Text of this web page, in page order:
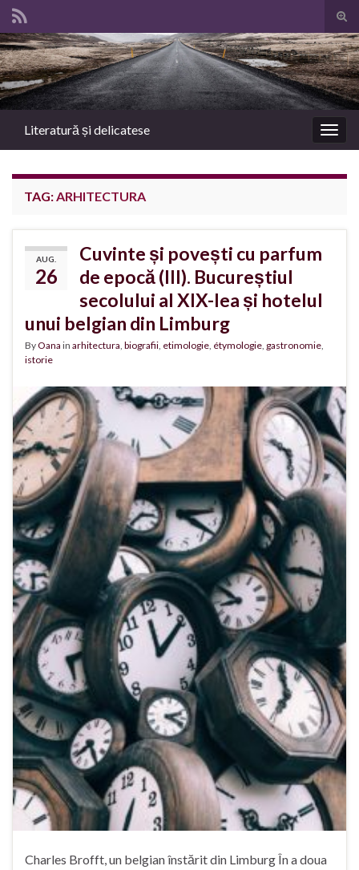
Search for:
Literatură și delicatese
TAG: ARHITECTURA
AUG.
26
Cuvinte și povești cu parfum
de epocă (III). Bucureștiul
secolului al XIX-lea și hotelul
unui belgian din Limburg
ByOana in arhitectura biografii etimologie étymologie gastronomie
istorie
Charles Brofft, un belgian înstărit din Limburg În a doua